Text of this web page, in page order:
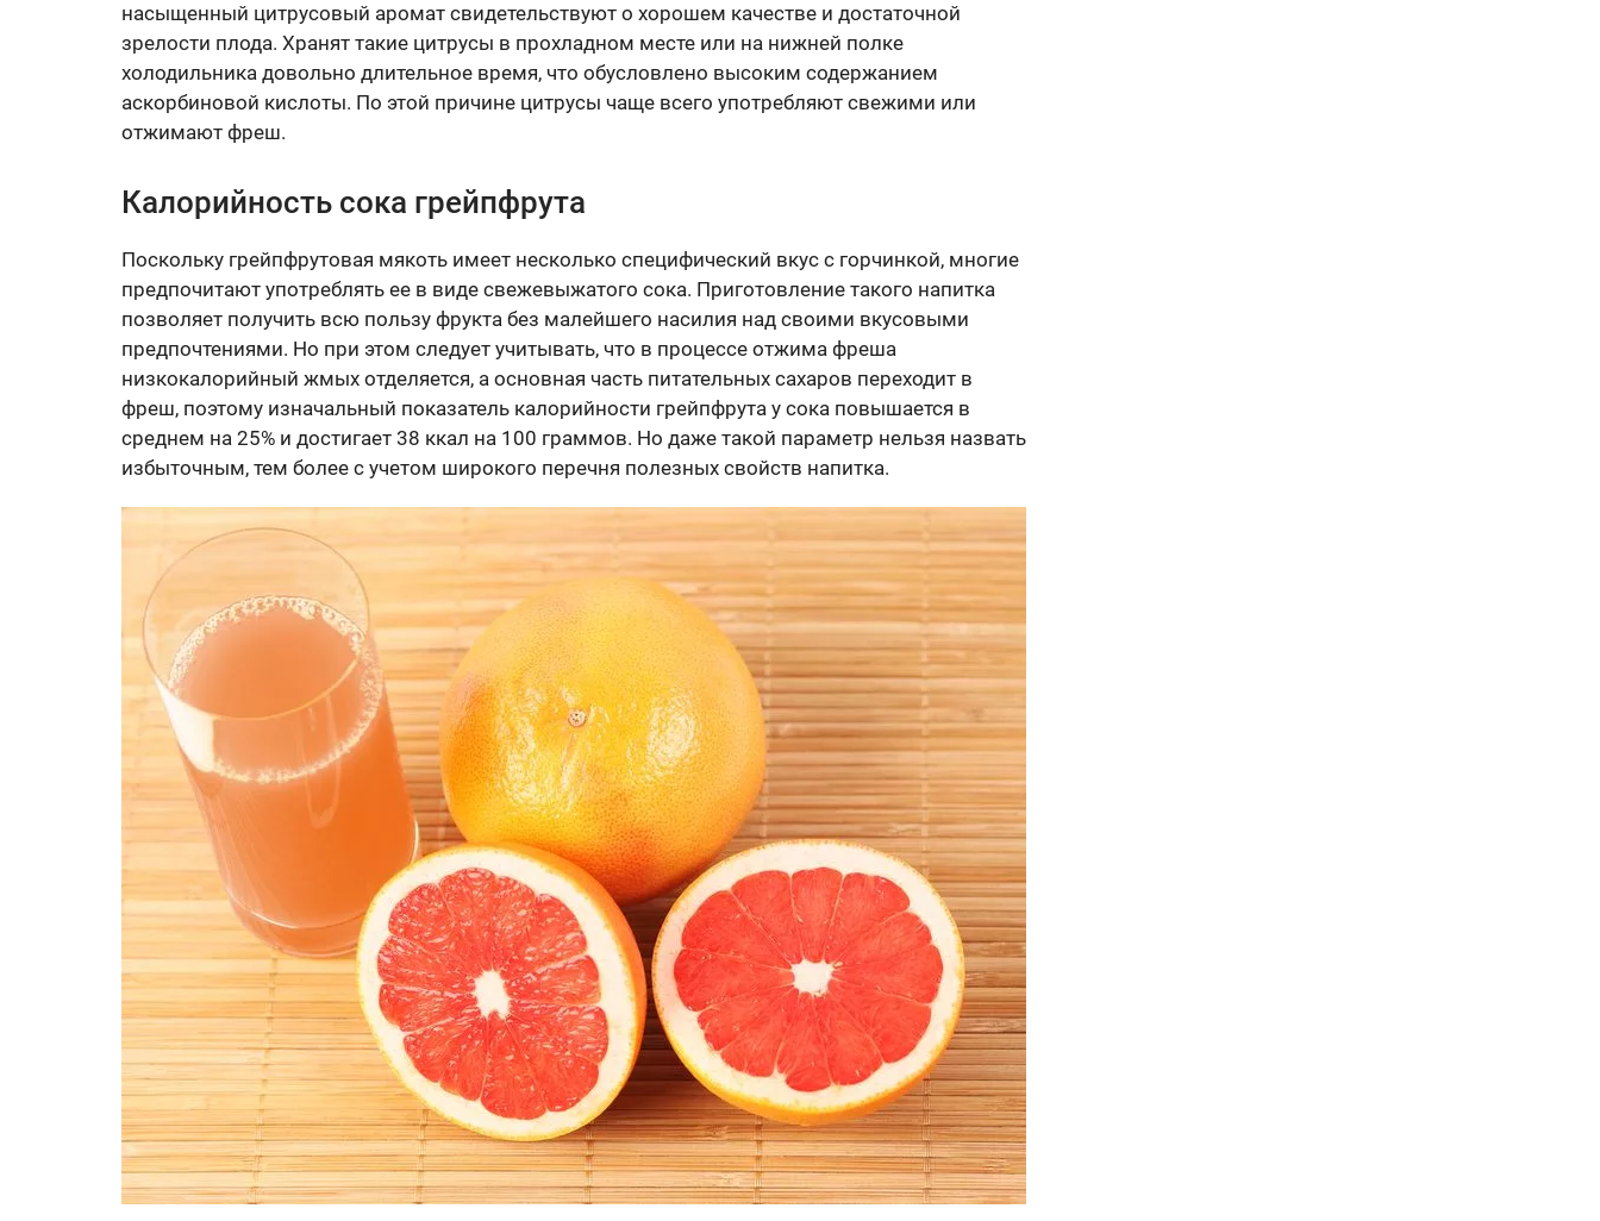
насыщенный цитрусовый аромат свидетельствуют о хорошем качестве и достаточной
зрелости плода. Хранят такие цитрусы в прохладном месте или на нижней полке
холодильника довольно длительное время, что обусловлено высоким содержанием
аскорбиновой кислоты. По этой причине цитрусы чаще всего употребляют свежими или
отжимают фреш.
Калорийность сока грейпфрута
Поскольку грейпфрутовая мякоть имеет несколько специфический вкус с горчинкой, многие
предпочитают употреблять ее в виде свежевыжатого сока. Приготовление такого напитка
позволяет получить всю пользу фрукта без малейшего насилия над своими вкусовыми
предпочтениями. Но при этом следует учитывать, что в процессе отжима фреша
низкокалорийный жмых отделяется, а основная часть питательных сахаров переходит в
фреш, поэтому изначальный показатель калорийности грейпфрута у сока повышается в
среднем на 25% и достигает 38 ккал на 100 граммов. Но даже такой параметр нельзя назвать
избыточным, тем более с учетом широкого перечня полезных свойств напитка.